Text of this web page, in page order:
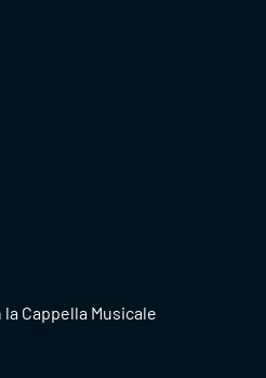
Cappella Musicale